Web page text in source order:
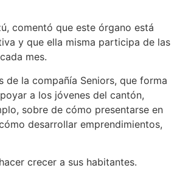
comentó que este órgano está
y que ella misma participa de las
mes.
de la compañía Seniors, que forma
a los jóvenes del cantón,
sobre de cómo presentarse en
desarrollar emprendimientos,
crecer a sus habitantes.